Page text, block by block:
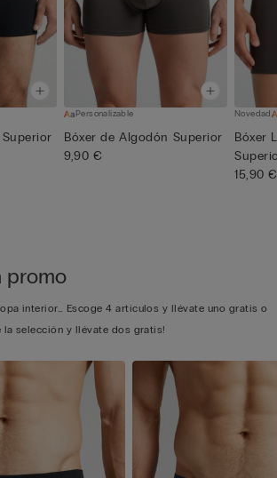
Personalizable
Bóxer de Algodón Superior
9,90 €
Novedad
Bóxer
15,90 €
promo
interior… Escoge 4 artículos y llévate uno gratis o
selección y llévate dos gratis!